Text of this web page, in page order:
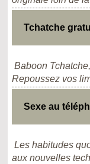
Tchatche
Baboon
Repoussez vos
Sexe au
Les habitudes
aux nouvelles